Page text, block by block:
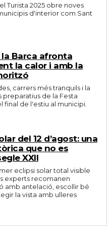
Turista 2025 obre noves
d'interior com Sant
Barca afronta
la calor i amb la
carrers més tranquils i la
preparatius de la Festa
final de l'estiu al municipi.
del 12 d’agost: una
que no es
XXII
eclipsi solar total visible
experts recomanen
amb antelació, escollir bé
la vista amb ulleres